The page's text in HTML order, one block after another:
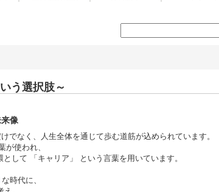
う選択肢～
像
でなく、人生全体を通じて歩む道筋が込められています。
使われ、
して 「キャリア」 という言葉を用いています。
な時代に、